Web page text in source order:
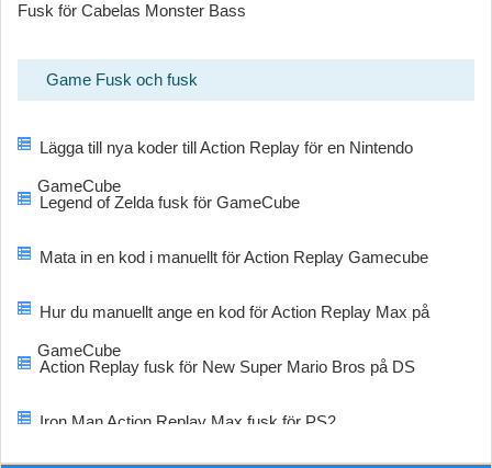
Fusk för Cabelas Monster Bass
Game Fusk och fusk
Lägga till nya koder till Action Replay för en Nintendo
GameCube
Legend of Zelda fusk för GameCube
Mata in en kod i manuellt för Action Replay Gamecube
Hur du manuellt ange en kod för Action Replay Max på
GameCube
Action Replay fusk för New Super Mario Bros på DS
Iron Man Action Replay Max fusk för PS2